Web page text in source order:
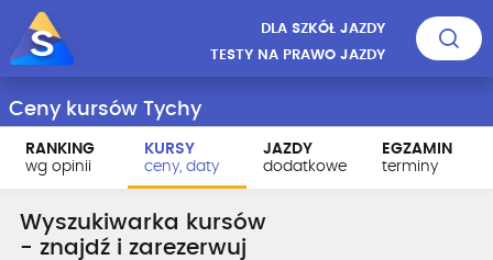
DLA SZKÓŁ JAZDY
TESTY NA PRAWO JAZDY
Ceny kursów Tychy
RANKING
wg opinii
KURSY
ceny, daty
JAZDY
dodatkowe
EGZAMIN
terminy
Wyszukiwarka kursów
- znajdź i zarezerwuj